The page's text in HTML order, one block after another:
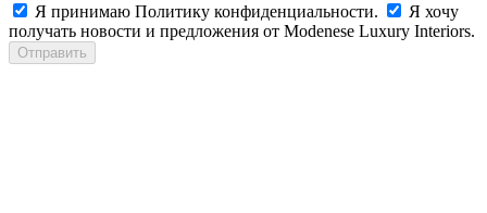
Я принимаю Политику конфиденциальности.
Я хочу
получать новости и предложения от Modenese Luxury Interiors.
Отправить